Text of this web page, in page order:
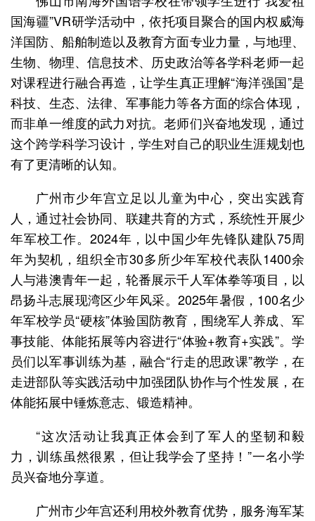
国海疆”VR研学活动中，依托项目聚合的国内权威海
洋国防、船舶制造以及教育方面专业力量，与地理、
生物、物理、信息技术、历史政治等各学科老师一起
对课程进行融合再造，让学生真正理解“海洋强国”是
科技、生态、法律、军事能力等各方面的综合体现，
而非单一维度的武力对抗。老师们兴奋地发现，通过
这个跨学科学习设计，学生对自己的职业生涯规划也
有了更清晰的认知。
广州市少年宫立足以儿童为中心，突出实践育
人，通过社会协同、联建共育的方式，系统性开展少
年军校工作。2024年，以中国少年先锋队建队75周
年为契机，组织全市30多所少年军校代表队1400余
人与港澳青年一起，轮番展示千人军体拳等项目，以
昂扬斗志展现湾区少年风采。2025年暑假，100名少
年军校学员“硬核”体验国防教育，围绕军人养成、军
事技能、体能拓展等内容进行“体验+教育+实践”。学
员们以军事训练为基，融合“行走的思政课”教学，在
走进部队等实践活动中加强团队协作与个性发展，在
体能拓展中锤炼意志、锻造精神。
“这次活动让我真正体会到了军人的坚韧和毅
力，训练虽然很累，但让我学会了坚持！”一名小学
员兴奋地分享道。
广州市少年宫还利用校外教育优势，服务海军某